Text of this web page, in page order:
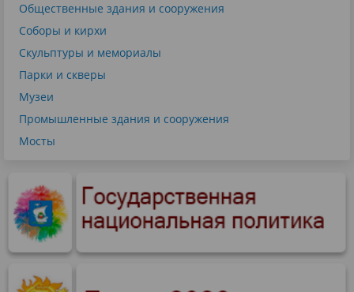
Общественные здания и сооружения
Соборы и кирхи
Скульптуры и мемориалы
Парки и скверы
Музеи
Промышленные здания и сооружения
Мосты